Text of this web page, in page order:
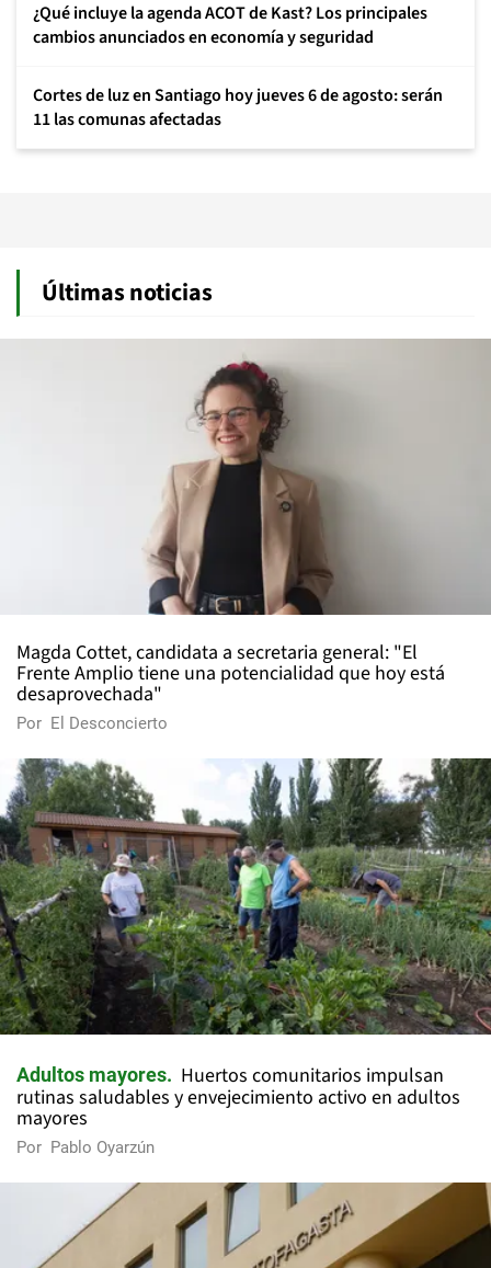
¿Qué incluye la agenda ACOT de Kast? Los principales
cambios anunciados en economía y seguridad
Cortes de luz en Santiago hoy jueves 6 de agosto: serán
11 las comunas afectadas
Últimas noticias
Magda Cottet, candidata a secretaria general: "El
Frente Amplio tiene una potencialidad que hoy está
desaprovechada"
Por El Desconcierto
Adultos mayores
Huertos comunitarios impulsan
rutinas saludables y envejecimiento activo en adultos
mayores
Por Pablo Oyarzún